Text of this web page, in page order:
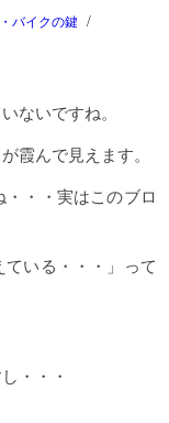
バイクの鍵 /
ないですね。
霞んで見えます。
・・実はこのブロ
いる・・・」って
・・・